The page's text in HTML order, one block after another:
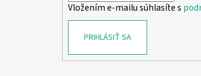
Vložením e-mailu súhlasíte s
PRIHLÁSIŤ SA